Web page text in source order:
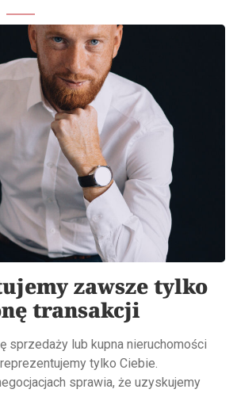
zawsze tylko
transakcji
sprzedaży lub kupna nieruchomości
tylko Ciebie.
sprawia, że uzyskujemy